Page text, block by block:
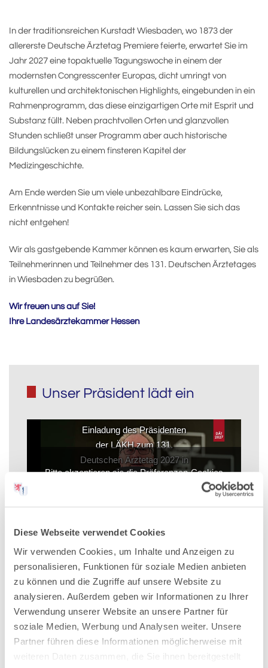
Diese Webseite verwendet Cookies
Wir verwenden Cookies, um Inhalte und Anzeigen zu
personalisieren, Funktionen für soziale Medien anbieten
zu können und die Zugriffe auf unsere Website zu
analysieren. Außerdem geben wir Informationen zu Ihrer
Verwendung unserer Website an unsere Partner für
soziale Medien, Werbung und Analysen weiter. Unsere
Partner führen diese Informationen möglicherweise mit
weiteren Daten zusammen, die Sie ihnen bereitgestellt
In der traditionsreichen Kurstadt Wiesbaden, wo 1873 der
allererste Deutsche Ärztetag Premiere feierte, erwartet Sie im
Jahr 2027 eine topaktuelle Tagungswoche in einem der
modernsten Congresscenter Europas, dicht umringt von
kulturellen und architektonischen Highlights, eingebunden in ein
Rahmenprogramm, das diese einzigartigen Orte mit Esprit und
Substanz füllt. Neben prachtvollen Orten und glanzvollen
Stunden schließt unser Programm aber auch historische
Bildungslücken zu einem finsteren Kapitel der
Medizingeschichte.
Am Ende werden Sie um viele unbezahlbare Eindrücke,
Erkenntnisse und Kontakte reicher sein. Lassen Sie sich das
nicht entgehen!
Wir als gastgebende Kammer können es kaum erwarten, Sie als
Teilnehmerinnen und Teilnehmer des 131. Deutschen Ärztetages
in Wiesbaden zu begrüßen.
Wir freuen uns auf Sie!
Ihre Landesärztekammer Hessen
Unser Präsident lädt ein
Einladung des Präsidenten
der LÄKH zum 131.
Deutschen Ärztetag 2027 in
Wiesbaden
Bitte akzeptieren sie die Präferenzen-Cookies
Dr. med. Edgar Pinkowski, Präsident der
Landesärztekammer Hessen, lädt die Delegierten der
deutschen Ärztekammern zum DÄT 2027 ein, dem
"Deutschen Ärztetag der kurzen Wege".